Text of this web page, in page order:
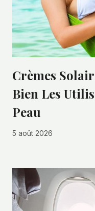
Crèmes
Bien Les
Peau
5 août 2026